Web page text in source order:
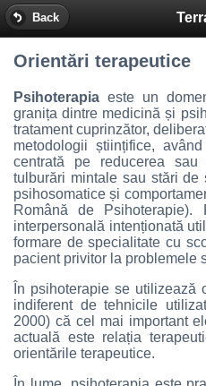
Back
Orientări terapeutice
Psihoterapia este un
granița dintre medicină și
tratament cuprinzător,
metodologii științifice,
centrată pe reducerea sau
tulburări mintale sau stări de
psihosomatice și
Română de
interpersonală intenționată
formare de specialitate cu
pacient privitor la problemele
În psihoterapie se
indiferent de tehnicile
2000) că cel mai important
actuală este relația
orientările terapeutice.